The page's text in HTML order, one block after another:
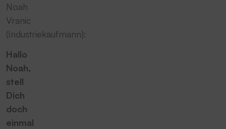
Noah
Vranic
(Industriekaufmann):
Hallo
Noah,
stell
Dich
doch
einmal